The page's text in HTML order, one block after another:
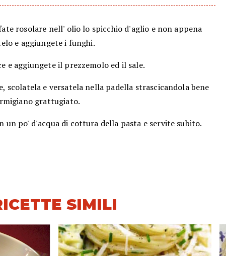
rosolare nell' olio lo spicchio d'aglio e non appena
e aggiungete i funghi.
e aggiungete il prezzemolo ed il sale.
scolatela e versatela nella padella strascicandola bene
grattugiato.
un po' d'acqua di cottura della pasta e servite subito.
SIMILI